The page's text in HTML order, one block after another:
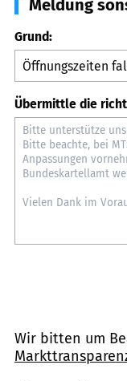
Meldung
Grund:
Übermittle die
Wir bitten um